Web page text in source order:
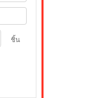
ชิ้น